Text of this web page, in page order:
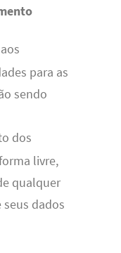
para as
sendo
dos
livre,
qualquer
dados